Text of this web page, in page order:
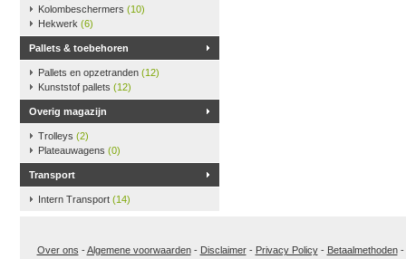
Kolombeschermers (10)
Hekwerk (6)
Pallets & toebehoren
Pallets en opzetranden (12)
Kunststof pallets (12)
Overig magazijn
Trolleys (2)
Plateauwagens (0)
Transport
Intern Transport (14)
Over ons -Algemene voorwaarden- Disclaimer- Privacy Policy- Betaalmethoden-